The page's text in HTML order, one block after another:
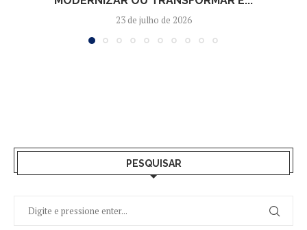
23 de julho de 2026
PESQUISAR